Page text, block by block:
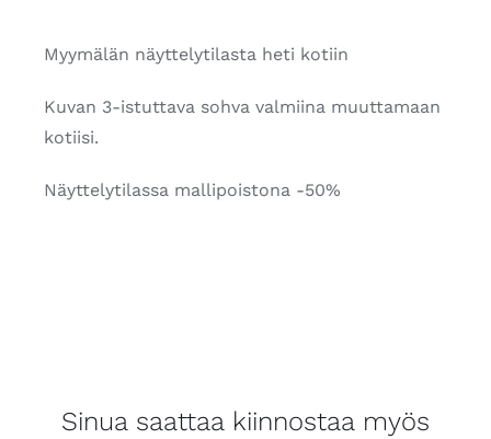
Myymälän näyttelytilasta heti kotiin
Kuvan 3-istuttava sohva valmiina muuttamaan
kotiisi.
Näyttelytilassa mallipoistona -50%
Sinua saattaa kiinnostaa myös